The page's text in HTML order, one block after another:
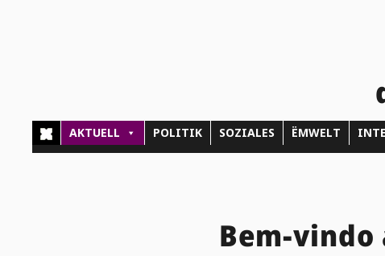
AKTUELL POLITIK SOZIALES ËMWELT
Bem-